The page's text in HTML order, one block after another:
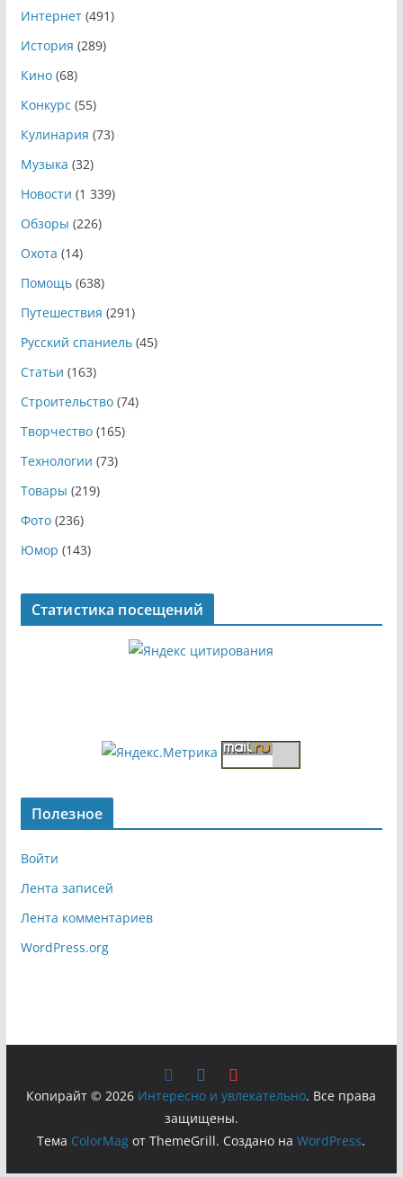
Интернет(491)
История (289)
Кино(68)
Конкурс (55)
Кулинария (73)
Музыка (32)
Новости (1 339)
Обзоры (226)
Охота (14)
Помощь(638)
Путешествия (291)
Русский спаниель(45)
Статьи (163)
Строительство(74)
Творчество(165)
Технологии (73)
Товары (219)
Фото(236)
Юмор (143)
Статистика посещений
Полезное
Войти
Лента записей
Лента комментариев
WordPress.org
Копирайт © 2026 Интересно и увлекательно. Все права
защищены.
Тема ColorMag от ThemeGrill. Создано наWordPress.